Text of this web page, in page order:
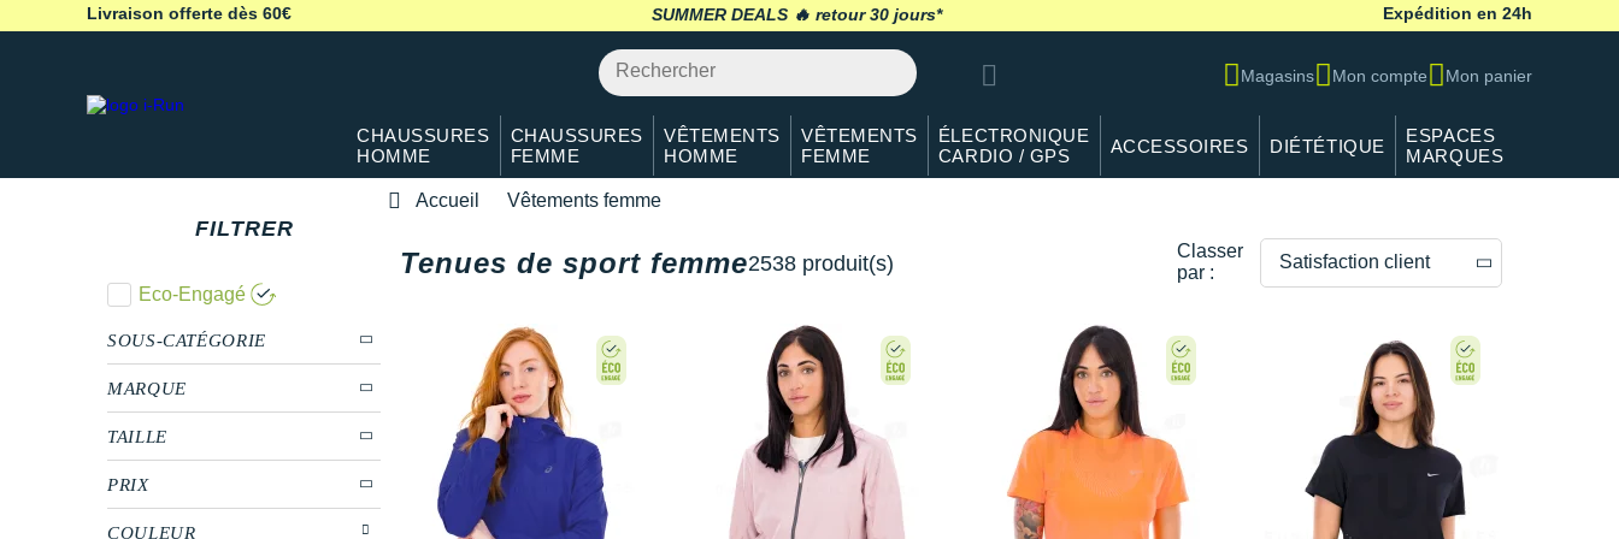
Livraison offerte dès 60€ SUMMER DEALS 🔥 retour 30 jours* Expédition en 24h
Magasins Mon compte Mon panier
CHAUSSURES
HOMME
CHAUSSURES
FEMME
VÊTEMENTS
HOMME
VÊTEMENTS
FEMME
ÉLECTRONIQUE
CARDIO / GPS
ACCESSOIRES DIÉTÉTIQUE
ESPACES
MARQUES
Accueil Vêtements femme
FILTRER
Eco-Engagé
SOUS-CATÉGORIE
MARQUE
TAILLE
PRIX
COULEUR
Tenues de sport femme2538 produit(s)
Classer
par :
Satisfaction client
Prix croissants
Satisfaction client